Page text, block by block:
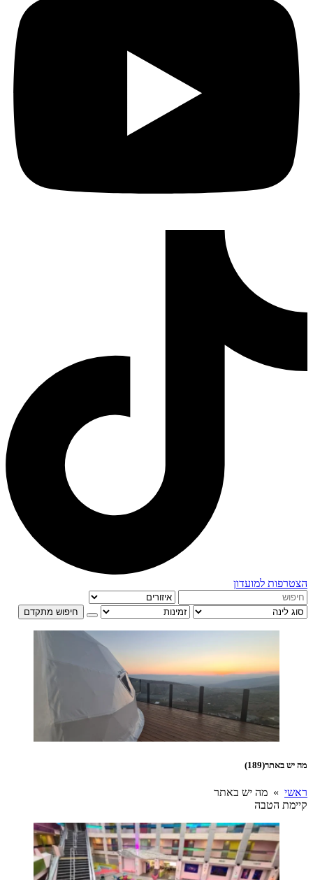
הצטרפות למועדון
חיפוש מתקדם
מה יש באתר(189)
ראשי » מה יש באתר
קיימת הטבה